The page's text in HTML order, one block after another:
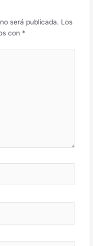
será publicada. Los
con *